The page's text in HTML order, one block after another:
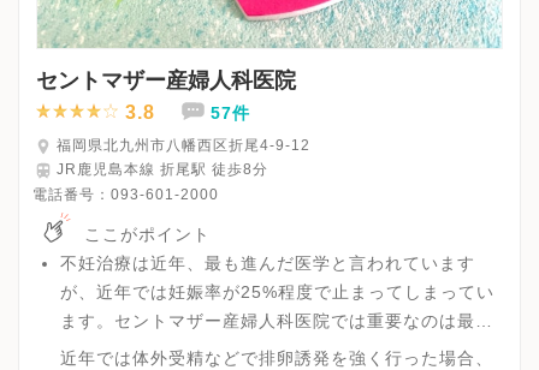
セントマザー産婦人科医院
3.8 57件
福岡県北九州市八幡西区折尾4-9-12
JR鹿児島本線 折尾駅 徒歩8分
電話番号： 093-601-2000
ここがポイント
不妊治療は近年、最も進んだ医学と言われています
が、近年では妊娠率が25%程度で止まってしまってい
ます。セントマザー産婦人科医院では重要なのは最終
的には卵子の数と質だと考えています。
近年では体外受精などで排卵誘発を強く行った場合、